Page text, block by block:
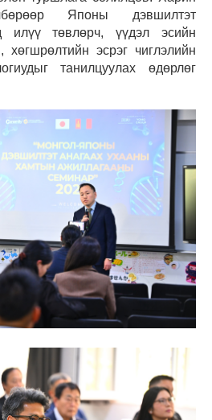
Японы дэвшилтэт
илүү төвлөрч, үүдэл эсийн
хөгшрөлтийн эсрэг чиглэлийн
танилцуулах өдөрлөг